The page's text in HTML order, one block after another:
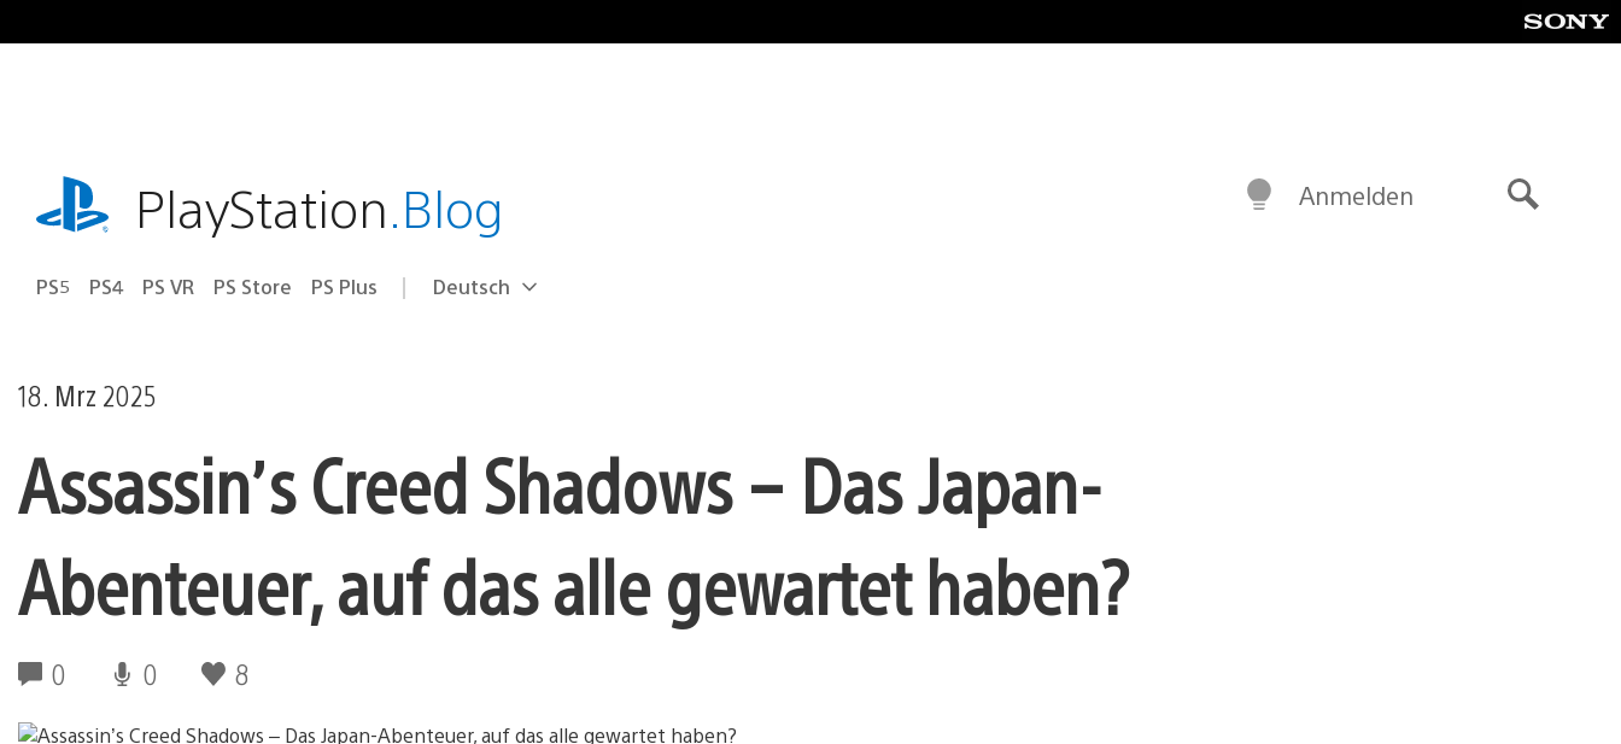
Inhalt
playstation.comPlayStation.Blog
PS5 PS4 PS VR PS Store PS Plus Select
Aktuelle
Deutsch
Anmelden
18. Mrz 2025
Assassin’s Creed Shadows – Das Japan-
Abenteuer, auf das alle gewartet haben?
0 0 8